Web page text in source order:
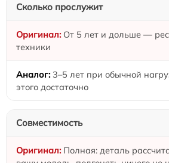
Сколько прослужит
От 5 лет и дольше —
техники
3–5 лет при обычной
этого достаточно
Совместимость
Полная: деталь